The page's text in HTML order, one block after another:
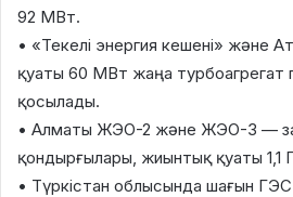
92 МВт.
• «Текелі энергия кешені»
қуаты 60 МВт жаңа турбоагрегат
қосылады.
• Алматы ЖЭО-2 және ЖЭО-3 —
қондырғылары, жиынтық қуаты 1,1
• Түркістан облысында шағын